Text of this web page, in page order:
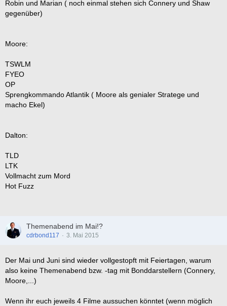
Robin und Marian ( noch einmal stehen sich Connery und Shaw
gegenüber)
Moore:
TSWLM
FYEO
OP
Sprengkommando Atlantik ( Moore als genialer Stratege und
macho Ekel)
Dalton:
TLD
LTK
Vollmacht zum Mord
Hot Fuzz
Themenabend im Mai!?
cdrbond117 3. Mai 2015
Der Mai und Juni sind wieder vollgestopft mit Feiertagen, warum
also keine Themenabend bzw. -tag mit Bonddarstellern (Connery,
Moore,...)
Wenn ihr euch jeweils 4 Filme aussuchen könntet (wenn möglich